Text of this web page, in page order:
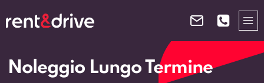
al
Noleggio Lungo Termine